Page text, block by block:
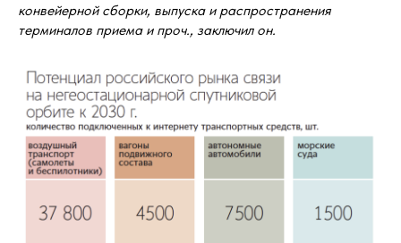
конвейерной сборки, выпуска и распространения
терминалов приема и проч., заключил он.